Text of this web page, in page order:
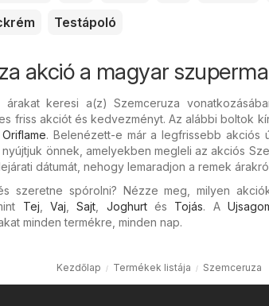
Testápoló
akció a magyar
árakat keresi a(z) Szemceruza
friss akciót és kedvezményt. Az alábbi boltok
Oriflame. Belenézett-e már a legfrissebb akciós
önnek, amelyekben megleli az akciós
dátumát, nehogy lemaradjon a remek
szeretne spórolni? Nézze meg, milyen
Tej ,Vaj ,Sajt Joghurtés Tojás. A
minden termékre, minden nap.
Kezdőlap Termékek listája Szemceruza